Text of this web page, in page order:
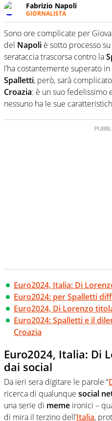
Fabrizio Napoli
GIORNALISTA
Giornalista
il calcio ma è con la
passioni. Cura la
grande festival di
Sono ore complicate per
del Napoli è sotto processo
serataccia trascorsa contro la
l’ha costantemente superato
Spalletti, però, sarà
Croazia: è un suo fedelissimo
nessuno ha le sue
Euro2024, Italia: Di
Euro2024: per Spalletti
Euro2024, Di Lorenzo
Euro2024: Spalletti e il
Croazia
Euro2024, Italia: Di
dai social
Da ieri sera digitare le parole “
ricerca di qualunque social
una serie di meme ironici –
di mira il terzino dell’Italia,